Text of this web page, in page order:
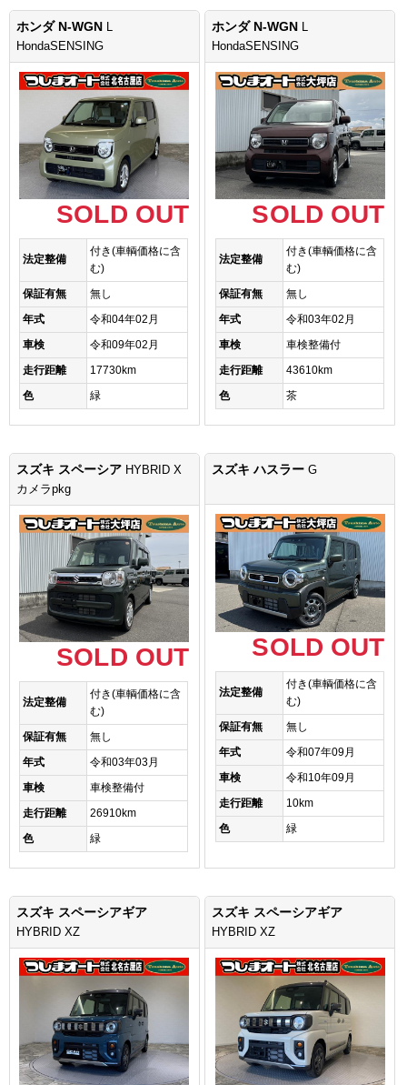
ホンダ N-WGN L
HondaSENSING
SOLD OUT
法定整備
付き(車輌価格に含
む)
保証有無
無し
年式
令和04年02月
車検
令和09年02月
走行距離
17730km
色
緑
ホンダ N-WGN L
HondaSENSING
SOLD OUT
法定整備
付き(車輌価格に含
む)
保証有無
無し
年式
令和03年02月
車検
車検整備付
走行距離
43610km
色
茶
スズキ スペーシア HYBRID X
カメラpkg
SOLD OUT
法定整備
付き(車輌価格に含
む)
保証有無
無し
年式
令和03年03月
車検
車検整備付
走行距離
26910km
色
緑
スズキ ハスラーG
SOLD OUT
法定整備
付き(車輌価格に含
む)
保証有無
無し
年式
令和07年09月
車検
令和10年09月
走行距離
10km
色
緑
スズキ スペーシアギア
HYBRID XZ
スズキ スペーシアギア
HYBRID XZ